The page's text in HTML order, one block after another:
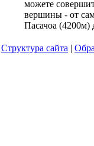
можете
вершины - от
Пасачоа
Структура сайта |